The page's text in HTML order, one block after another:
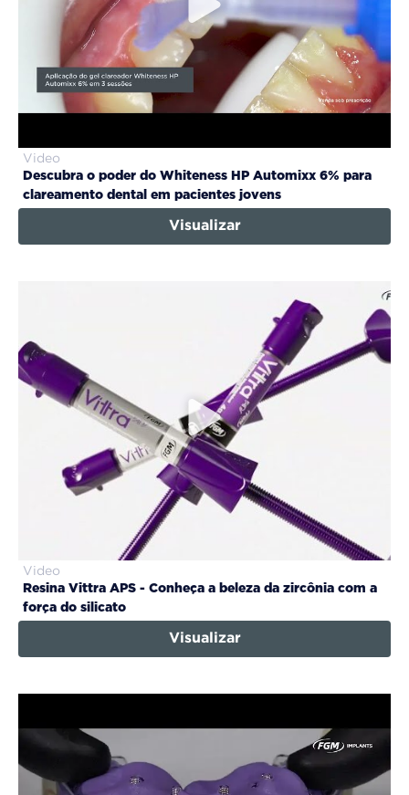
Video
Descubra o poder do Whiteness HP Automixx 6% para
clareamento dental em pacientes jovens
Visualizar
Video
Resina Vittra APS - Conheça a beleza da zircônia com a
força do silicato
Visualizar